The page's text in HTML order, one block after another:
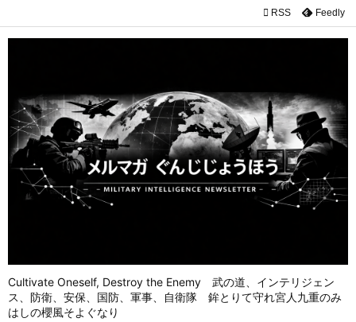
Cultivate Oneself, Destroy the Enemy 武の道、インテリジェン
ス、防衛、安保、国防、軍事、自衛隊 鉾とりて守れ宮人九重のみ
はしの櫻風そよぐなり


次へ

検索
 RSS Feedly